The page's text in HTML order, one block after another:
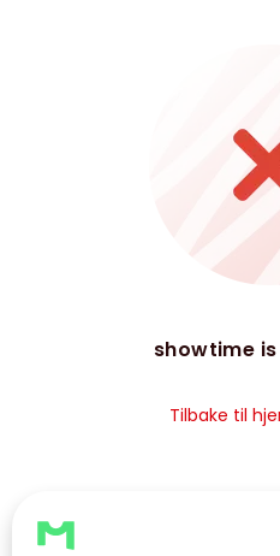
showtime
Tilbake til